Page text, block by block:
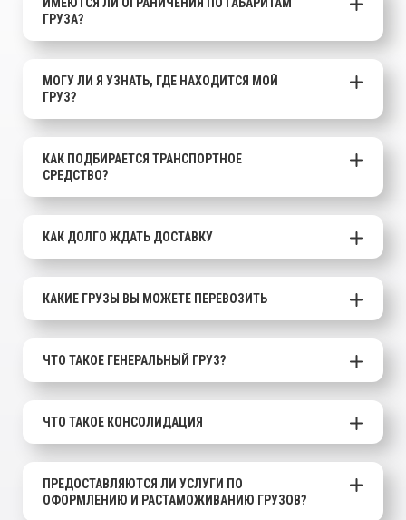
ГРУЗА?
МОГУ ЛИ Я УЗНАТЬ, ГДЕ НАХОДИТСЯ МОЙ
ГРУЗ?
КАК ПОДБИРАЕТСЯ ТРАНСПОРТНОЕ
СРЕДСТВО?
КАК ДОЛГО ЖДАТЬ ДОСТАВКУ
КАКИЕ ГРУЗЫ ВЫ МОЖЕТЕ ПЕРЕВОЗИТЬ
ЧТО ТАКОЕ ГЕНЕРАЛЬНЫЙ ГРУЗ?
ЧТО ТАКОЕ КОНСОЛИДАЦИЯ
ПРЕДОСТАВЛЯЮТСЯ ЛИ УСЛУГИ ПО
ОФОРМЛЕНИЮ И РАСТАМОЖИВАНИЮ ГРУЗОВ?